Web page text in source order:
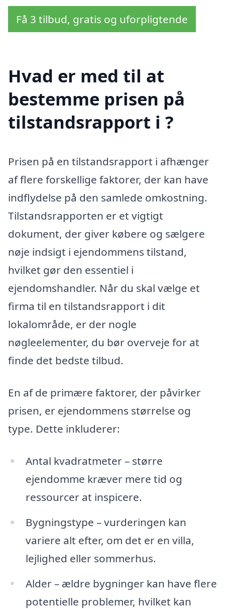
Få 3 tilbud, gratis og uforpligtende
Hvad er med til at
bestemme prisen på
tilstandsrapport i ?
Prisen på en tilstandsrapport i afhænger
af flere forskellige faktorer, der kan have
indflydelse på den samlede omkostning.
Tilstandsrapporten er et vigtigt
dokument, der giver købere og sælgere
nøje indsigt i ejendommens tilstand,
hvilket gør den essentiel i
ejendomshandler. Når du skal vælge et
firma til en tilstandsrapport i dit
lokalområde, er der nogle
nøgleelementer, du bør overveje for at
finde det bedste tilbud.
En af de primære faktorer, der påvirker
prisen, er ejendommens størrelse og
type. Dette inkluderer:
Antal kvadratmeter – større
ejendomme kræver mere tid og
ressourcer at inspicere.
Bygningstype – vurderingen kan
variere alt efter, om det er en villa,
lejlighed eller sommerhus.
Alder – ældre bygninger kan have flere
potentielle problemer, hvilket kan